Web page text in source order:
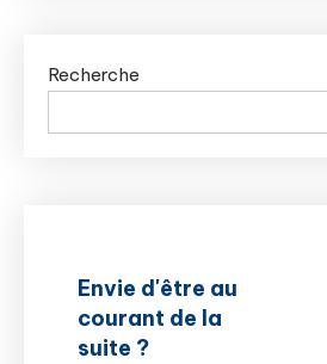
Recherche
Envie d'être au
courant de la
suite ?